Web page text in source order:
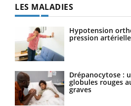
LES MALADIES
Hypotension
pression
Drépanocytose :
globules rouges
graves